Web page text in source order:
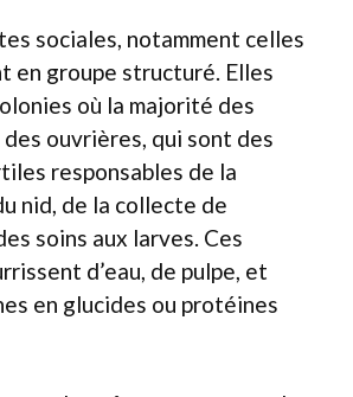
sociales, notamment celles
en groupe structuré. Elles
où la majorité des
ouvrières, qui sont des
responsables de la
nid, de la collecte de
soins aux larves. Ces
d’eau, de pulpe, et
en glucides ou protéines